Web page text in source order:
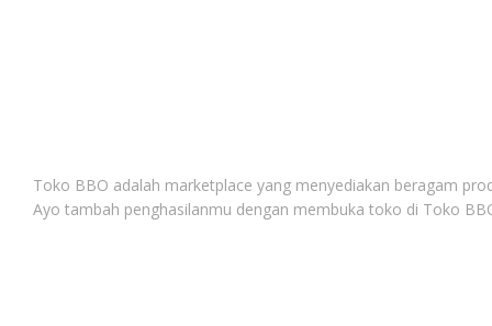
Toko BBO adalah marketplace yang menyediakan beragam
Ayo tambah penghasilanmu dengan membuka toko di Toko